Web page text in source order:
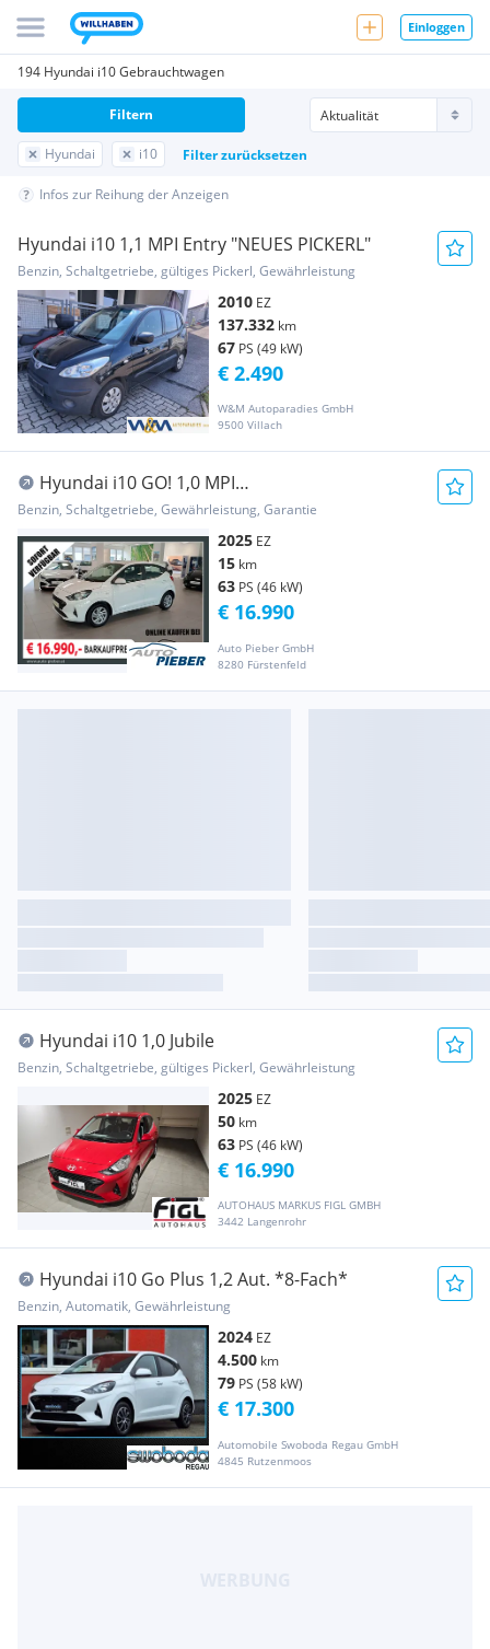
Einloggen
194 Hyundai i10 Gebrauchtwagen
Hyundai i10 Filter zurücksetzen
Filtern
Infos zur Reihung der Anzeigen
Hyundai i10 1,1 MPI Entry "NEUES PICKERL"
Benzin, Schaltgetriebe, gültiges Pickerl, Gewährleistung
2010 EZ
137.332 km
67 PS (49 kW)
W&M Autoparadies GmbH
9500 Villach
€ 2.490
Hyundai i10 GO! 1,0 MPI
*Navi*Klima*SHZ*RFK*
Benzin, Schaltgetriebe, Gewährleistung, Garantie
2025 EZ
15 km
63 PS (46 kW)
Auto Pieber GmbH
8280 Fürstenfeld
€ 16.990
Hyundai i10 1,0 Jubile
Benzin, Schaltgetriebe, gültiges Pickerl, Gewährleistung
2025 EZ
50 km
63 PS (46 kW)
AUTOHAUS MARKUS FIGL GMBH
3442 Langenrohr
€ 16.990
Hyundai i10 Go Plus 1,2 Aut. *8-Fach*
Benzin, Automatik, Gewährleistung
2024 EZ
4.500 km
79 PS (58 kW)
Automobile Swoboda Regau GmbH
4845 Rutzenmoos
€ 17.300